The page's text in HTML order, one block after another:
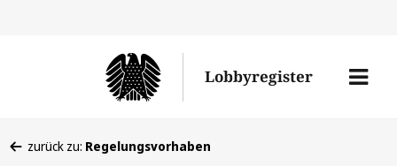
Lobbyregister
Menü
befinden
zurück zu: Regelungsvorhaben